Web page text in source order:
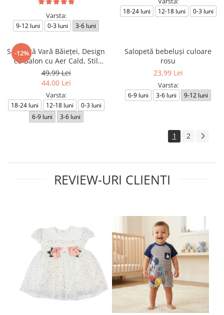
Varsta:
9-12 luni 0-3 luni 3-6 luni
18-24 luni 12-18 luni 0-3 luni
-12%
Salopetă Vară Băieței, Design
cu Balon cu Aer Cald, Stil
Aventurier
49,99 Lei
44,00 Lei
Varsta:
18-24 luni 12-18 luni
0-3 luni
6-9 luni
3-6 luni
Salopetă bebeluși culoare
rosu
23,99 Lei
Varsta:
6-9 luni 3-6 luni 9-12 luni
1 2
REVIEW-URI CLIENTI